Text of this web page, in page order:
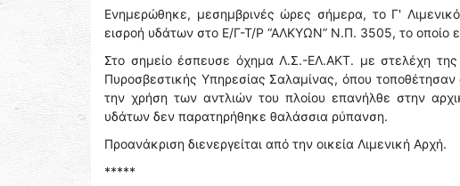
Ενημερώθηκε, μεσημβρινές ώρες σήμερα, το Γ'
εισροή υδάτων στο Ε/Γ-Τ/Ρ “ΑΛΚΥΩΝ” Ν.Π. 3505, το οποίο
Στο σημείο έσπευσε όχημα Λ.Σ.-ΕΛ.ΑΚΤ. με στελέχη
Πυροσβεστικής Υπηρεσίας Σαλαμίνας, όπου
την χρήση των αντλιών του πλοίου επανήλθε στην
υδάτων δεν παρατηρήθηκε θαλάσσια ρύπανση.
Προανάκριση διενεργείται από την οικεία Λιμενική Αρχή.
*****